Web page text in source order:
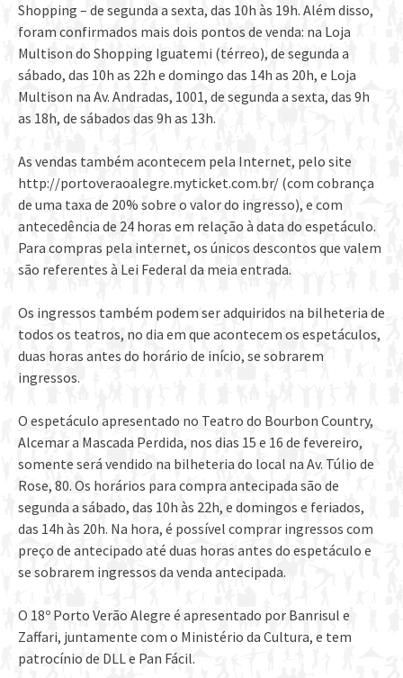
Shopping – de segunda a sexta, das 10h às 19h. Além disso,
foram confirmados mais dois pontos de venda: na Loja
Multison do Shopping Iguatemi (térreo), de segunda a
sábado, das 10h as 22h e domingo das 14h as 20h, e Loja
Multison na Av. Andradas, 1001, de segunda a sexta, das 9h
as 18h, de sábados das 9h as 13h.
As vendas também acontecem pela Internet, pelo site
http://portoveraoalegre.myticket.com.br/ (com cobrança
de uma taxa de 20% sobre o valor do ingresso), e com
antecedência de 24 horas em relação à data do espetáculo.
Para compras pela internet, os únicos descontos que valem
são referentes à Lei Federal da meia entrada.
Os ingressos também podem ser adquiridos na bilheteria de
todos os teatros, no dia em que acontecem os espetáculos,
duas horas antes do horário de início, se sobrarem
ingressos.
O espetáculo apresentado no Teatro do Bourbon Country,
Alcemar a Mascada Perdida, nos dias 15 e 16 de fevereiro,
somente será vendido na bilheteria do local na Av. Túlio de
Rose, 80. Os horários para compra antecipada são de
segunda a sábado, das 10h às 22h, e domingos e feriados,
das 14h às 20h. Na hora, é possível comprar ingressos com
preço de antecipado até duas horas antes do espetáculo e
se sobrarem ingressos da venda antecipada.
O 18º Porto Verão Alegre é apresentado por Banrisul e
Zaffari, juntamente com o Ministério da Cultura, e tem
patrocínio de DLL e Pan Fácil.